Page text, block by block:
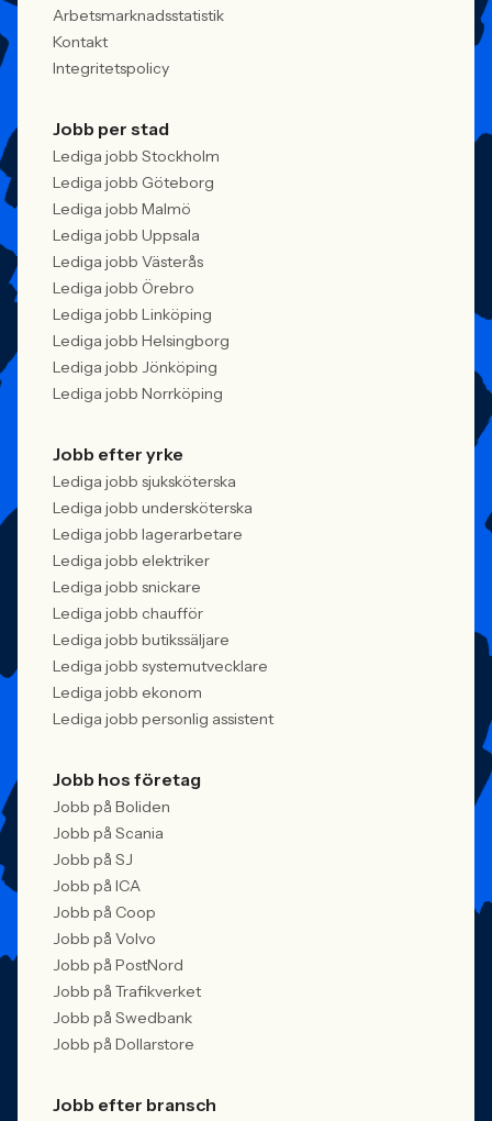
Arbetsmarknadsstatistik
Kontakt
Integritetspolicy
Jobb per stad
Lediga jobb Stockholm
Lediga jobb Göteborg
Lediga jobb Malmö
Lediga jobb Uppsala
Lediga jobb Västerås
Lediga jobb Örebro
Lediga jobb Linköping
Lediga jobb Helsingborg
Lediga jobb Jönköping
Lediga jobb Norrköping
Jobb efter yrke
Lediga jobb sjuksköterska
Lediga jobb undersköterska
Lediga jobb lagerarbetare
Lediga jobb elektriker
Lediga jobb snickare
Lediga jobb chaufför
Lediga jobb butikssäljare
Lediga jobb systemutvecklare
Lediga jobb ekonom
Lediga jobb personlig assistent
Jobb hos företag
Jobb på Boliden
Jobb på Scania
Jobb på SJ
Jobb på ICA
Jobb på Coop
Jobb på Volvo
Jobb på PostNord
Jobb på Trafikverket
Jobb på Swedbank
Jobb på Dollarstore
Jobb efter bransch